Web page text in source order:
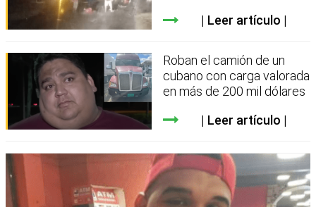
Leer artículo
Roban el camión de un
cubano con carga valorada
en más de 200 mil dólares
Leer artículo